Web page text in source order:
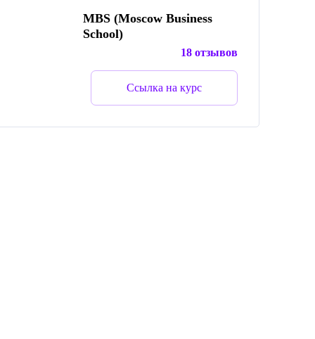
MBS (Moscow Business
School)
18 отзывов
Ссылка на курс